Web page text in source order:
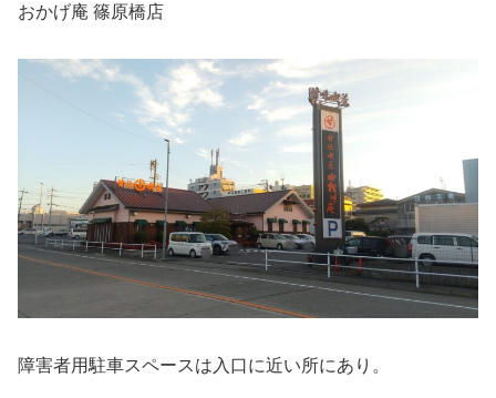
おかげ庵 篠原橋店
障害者用駐車スペースは入口に近い所にあり。